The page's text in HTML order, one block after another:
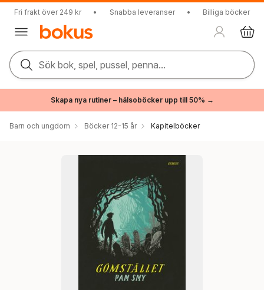
Fri frakt över 249 kr • Snabba leveranser • Billiga böcker
Sök bok, spel, pussel, penna...
Skapa nya rutiner – hälsoböcker upp till 50% →
Barn och ungdom Böcker 12-15 år Kapitelböcker